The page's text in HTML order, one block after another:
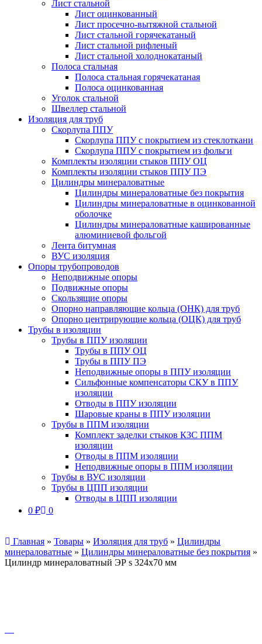
Лист стальной
Лист оцинкованный
Лист просечно-вытяжной стальной
Лист стальной горячекатаный
Лист стальной рифленый
Лист стальной холоднокатаный
Полоса стальная
Полоса стальная горячекатаная
Полоса оцинкованная
Уголок стальной
Швеллер стальной
Изоляция для труб
Скорлупа ППУ
Скорлупа ППУ с покрытием из стеклоткани
Скорлупа ППУ с покрытием из фольги
Комплекты изоляции стыков ППУ ОЦ
Комплекты изоляции стыков ППУ ПЭ
Цилиндры минераловатные
Цилиндры минераловатные без покрытия
Цилиндры минераловатные в оцинкованной
оболочке
Цилиндры минераловатные кашированные
алюминиевой фольгой
Лента битумная
ВУС изоляция
Опоры трубопроводов
Неподвижные опоры
Подвижные опоры
Скользящие опоры
Опорно направляющие кольца (ОНК) для труб
Опорно центрирующие кольца (ОЦК) для труб
Трубы в изоляции
Трубы в ППУ изоляции
Трубы в ППУ ОЦ
Трубы в ППУ ПЭ
Неподвижные опоры в ППУ изоляции
Сильфонные компенсаторы СКУ в ППУ
изоляции
Отводы в ППУ изоляции
Шаровые краны в ППУ изоляции
Трубы в ППМ изоляции
Комплект заделки стыков КЗС ППМ
изоляции
Отводы в ППМ изоляции
Неподвижные опоры в ППМ изоляции
Трубы в ВУС изоляции
Трубы в ЦПП изоляции
Отводы в ЦПП изоляции
0 ₽ 0
Главная » Товары » Изоляция для труб » Цилиндры
минераловатные » Цилиндры минераловатные без покрытия »
Цилиндр минераловатный ЭР s 324х70 мм